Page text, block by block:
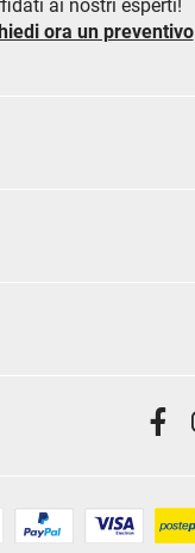
ai nostri esperti!
ora un preventivo